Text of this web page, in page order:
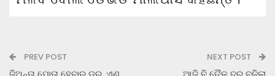
PREV POST NEXT POST